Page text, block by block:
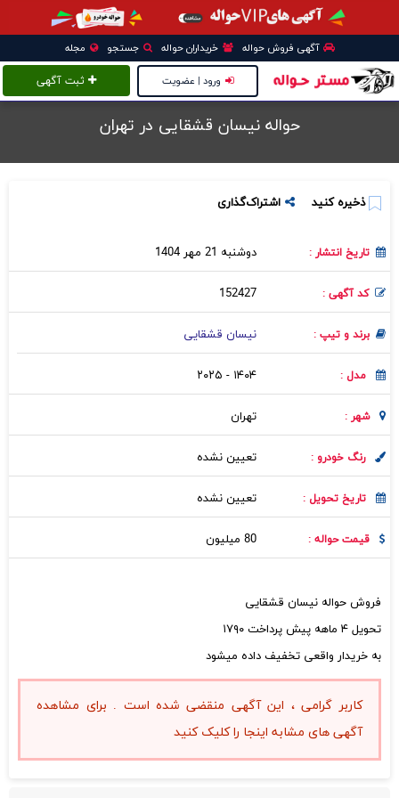
آگهی فروش حواله خریداران حواله جستجو مجله
ثبت آگهی ورود | عضویت
حواله نیسان قشقایی در تهران
ذخیره کنید اشتراک‌گذاری
تاریخ انتشار : دوشنبه 21 مهر 1404
کد آگهی : 152427
برند و تیپ : نیسان قشقایی
مدل : ۱۴۰۴ - ۲۰۲۵
شهر : تهران
رنگ خودرو : تعیین نشده
تاریخ تحویل : تعیین نشده
قیمت حواله : 80 میلیون
فروش حواله نیسان قشقایی
تحویل ۴ ماهه پیش پرداخت ۱۷۹۰
به خریدار واقعی تخفیف داده میشود
کاربر گرامی ، این آگهی منقضی شده است . برای مشاهده
آگهی های مشابه اینجا را کلیک کنید